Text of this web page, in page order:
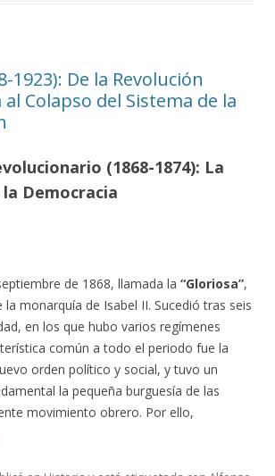
1923): De la Revolución
Colapso del Sistema de la
(1868-1874): La
Democracia
de 1868, llamada la “Gloriosa”,
la monarquía de Isabel II. Sucedió tras seis
en los que hubo varios regímenes
común a todo el periodo fue la
orden político y social, y tuvo un
la pequeña burguesía de las
movimiento obrero. Por ello,